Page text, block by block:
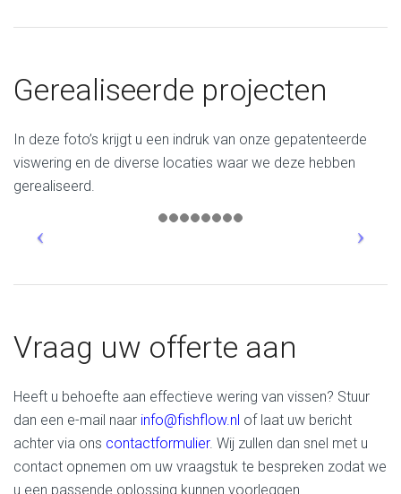
Gerealiseerde projecten
In deze foto’s krijgt u een indruk van onze gepatenteerde
viswering en de diverse locaties waar we deze hebben
gerealiseerd.
Vraag uw offerte aan
Heeft u behoefte aan effectieve wering van vissen? Stuur
dan een e-mail naar info@fishflow.nl of laat uw bericht
achter via ons contactformulier. Wij zullen dan snel met u
contact opnemen om uw vraagstuk te bespreken zodat we
u een passende oplossing kunnen voorleggen.